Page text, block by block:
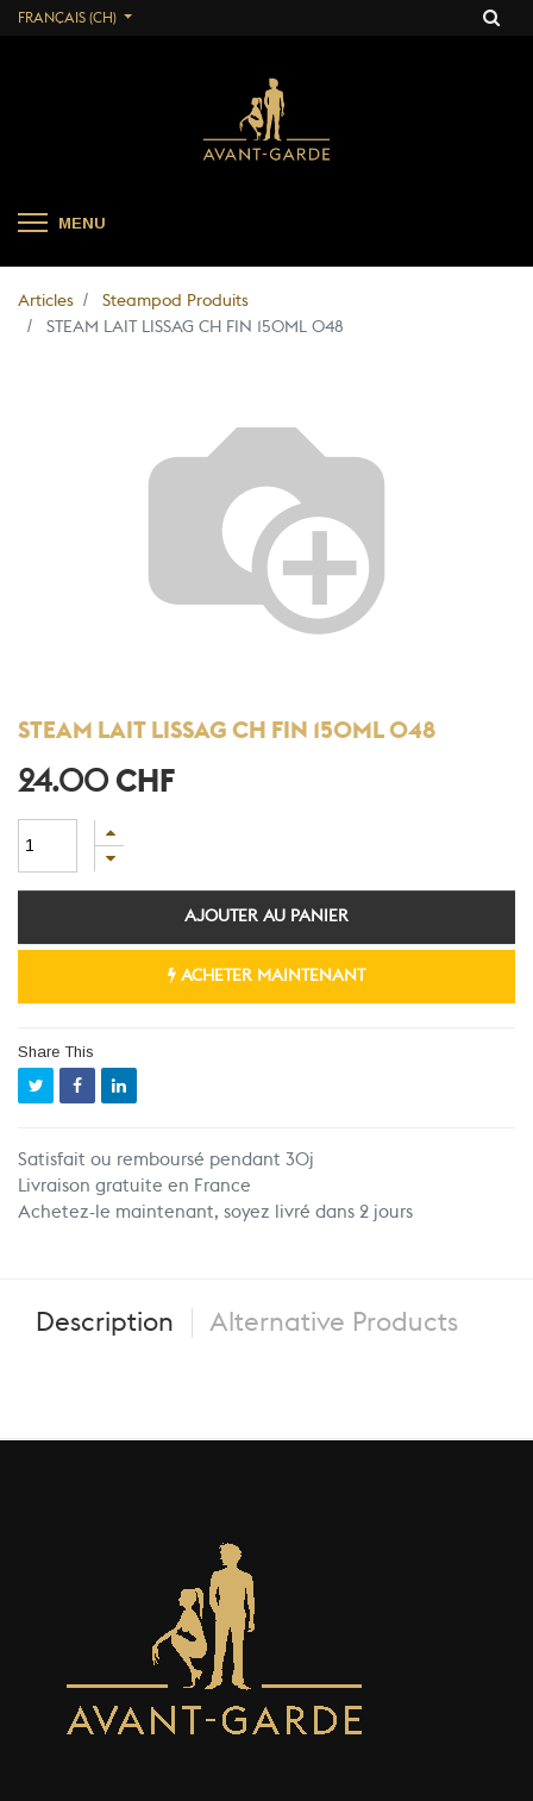
FRANÇAIS (CH)
MENU
Articles
Steampod Produits
STEAM LAIT LISSAG CH FIN 150ML 048
STEAM LAIT LISSAG CH FIN 150ML 048
24.00 CHF
AJOUTER AU PANIER
ACHETER MAINTENANT
Share This
Satisfait ou remboursé pendant 30j
Livraison gratuite en France
Achetez-le maintenant, soyez livré dans 2 jours
Description Alternative Products